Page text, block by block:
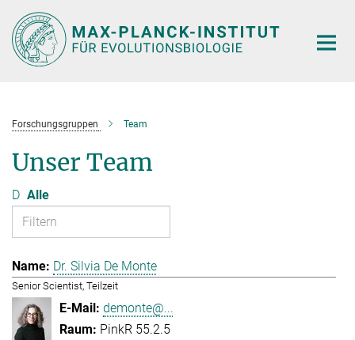
Hauptinhalt
Forschungsgruppen Team
Unser Team
D Alle
Dr. Silvia De Monte
Senior Scientist, Teilzeit
demonte@...
PinkR 55.2.5